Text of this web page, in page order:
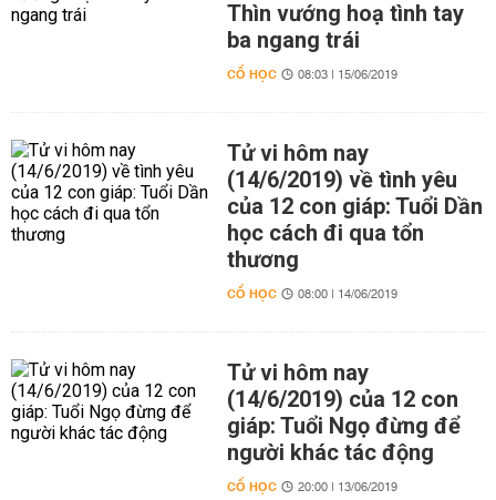
Thìn vướng hoạ tình tay
ba ngang trái
CỔ HỌC 08:03 | 15/06/2019
Tử vi hôm nay
(14/6/2019) về tình yêu
của 12 con giáp: Tuổi Dần
học cách đi qua tổn
thương
CỔ HỌC 08:00 | 14/06/2019
Tử vi hôm nay
(14/6/2019) của 12 con
giáp: Tuổi Ngọ đừng để
người khác tác động
CỔ HỌC 20:00 | 13/06/2019